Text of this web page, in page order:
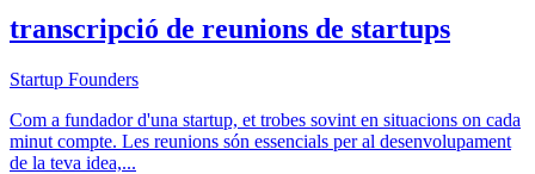
transcripció de reunions de startups
Startup Founders
Com a fundador d'una startup, et trobes sovint en situacions on cada
minut compte. Les reunions són essencials per al desenvolupament
de la teva idea,...